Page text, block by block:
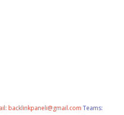
backlinkpaneli@gmail.com Teams: